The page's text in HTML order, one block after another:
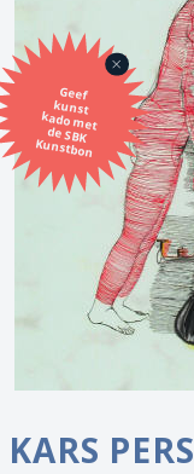
Geef
kunst
kado met
de SBK
Kunstbon
KARS